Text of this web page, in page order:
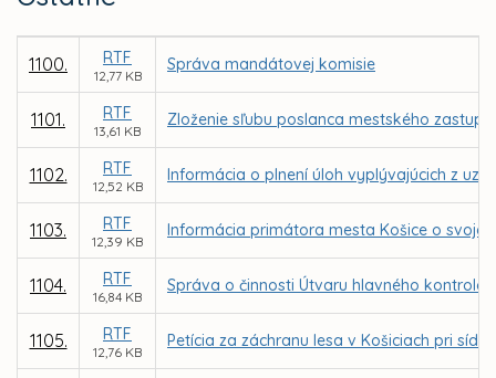
1100. RTF
12,77 KB
Správa mandátovej komisie
1101. RTF
13,61 KB
Zloženie sľubu poslanca mestského
1102. RTF
12,52 KB
Informácia o plnení úloh vyplývajúcich z
1103. RTF
12,39 KB
Informácia primátora mesta Košice o svojej
1104. RTF
16,84 KB
Správa o činnosti Útvaru hlavného
1105. RTF
12,76 KB
Petícia za záchranu lesa v Košiciach pri